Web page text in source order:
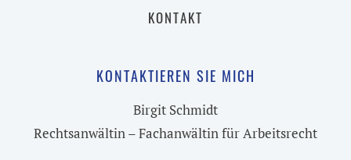
KONTAKT
KONTAKTIEREN SIE MICH
Birgit Schmidt
Rechtsanwältin – Fachanwältin für Arbeitsrecht